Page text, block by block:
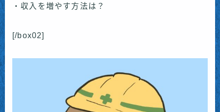
・収入を増やす方法は？
[/box02]